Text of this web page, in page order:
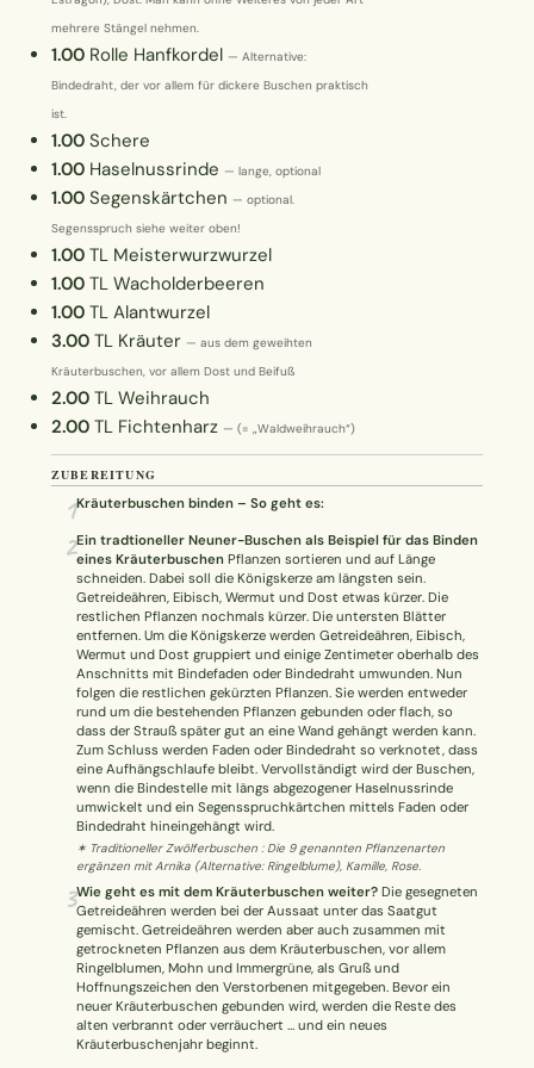
Erntekorb
Sammelkalender
Blüten-Finder
Phänologie-Radar
Vogelstimmen
Gartenplaner
Düngeberater
Challenges
Wusstest du?
Sammlungen
Selber machen
Glossar
mehrere Stängel nehmen.
1.00 Rolle Hanfkordel — Alternative:
Bindedraht, der vor allem für dickere Buschen praktisch
ist.
1.00 Schere
1.00 Haselnussrinde — lange, optional
1.00 Segenskärtchen — optional.
Segensspruch siehe weiter oben!
1.00 TL Meisterwurzwurzel
1.00 TL Wacholderbeeren
1.00 TL Alantwurzel
3.00 TL Kräuter — aus dem geweihten
Kräuterbuschen, vor allem Dost und Beifuß
2.00 TL Weihrauch
2.00 TL Fichtenharz — (= „Waldweihrauch“)
ZUBEREITUNG
1Kräuterbuschen binden – So geht es:
2Ein tradtioneller Neuner-Buschen als Beispiel für das Binden
eines Kräuterbuschen Pflanzen sortieren und auf Länge
schneiden. Dabei soll die Königskerze am längsten sein.
Getreideähren, Eibisch, Wermut und Dost etwas kürzer. Die
restlichen Pflanzen nochmals kürzer. Die untersten Blätter
entfernen. Um die Königskerze werden Getreideähren, Eibisch,
Wermut und Dost gruppiert und einige Zentimeter oberhalb des
Anschnitts mit Bindefaden oder Bindedraht umwunden. Nun
folgen die restlichen gekürzten Pflanzen. Sie werden entweder
rund um die bestehenden Pflanzen gebunden oder flach, so
dass der Strauß später gut an eine Wand gehängt werden kann.
Zum Schluss werden Faden oder Bindedraht so verknotet, dass
eine Aufhängschlaufe bleibt. Vervollständigt wird der Buschen,
wenn die Bindestelle mit längs abgezogener Haselnussrinde
umwickelt und ein Segensspruchkärtchen mittels Faden oder
Bindedraht hineingehängt wird.
✶ Traditioneller Zwölferbuschen : Die 9 genannten Pflanzenarten
ergänzen mit Arnika (Alternative: Ringelblume), Kamille, Rose.
3Wie geht es mit dem Kräuterbuschen weiter? Die gesegneten
Getreideähren werden bei der Aussaat unter das Saatgut
gemischt. Getreideähren werden aber auch zusammen mit
getrockneten Pflanzen aus dem Kräuterbuschen, vor allem
Ringelblumen, Mohn und Immergrüne, als Gruß und
Hoffnungszeichen den Verstorbenen mitgegeben. Bevor ein
neuer Kräuterbuschen gebunden wird, werden die Reste des
alten verbrannt oder verräuchert … und ein neues
Kräuterbuschenjahr beginnt.